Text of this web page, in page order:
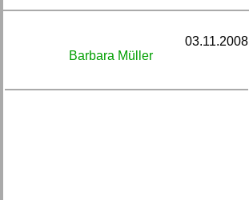
03.11.2008
Barbara Müller